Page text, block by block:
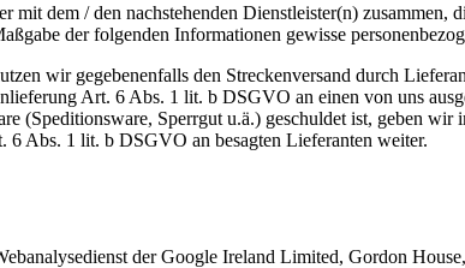
dem / den nachstehenden Dienstleister(n) zusammen,
der folgenden Informationen gewisse
wir gegebenenfalls den Streckenversand durch
Art. 6 Abs. 1 lit. b DSGVO an einen von uns
(Speditionsware, Sperrgut u.ä.) geschuldet ist, geben
6 Abs. 1 lit. b DSGVO an besagten Lieferanten weiter.
der Google Ireland Limited, Gordon